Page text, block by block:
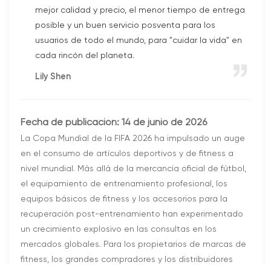
mejor calidad y precio, el menor tiempo de entrega
posible y un buen servicio posventa para los
usuarios de todo el mundo, para "cuidar la vida" en
cada rincón del planeta.
Lily Shen
Fecha de publicación: 14 de junio de 2026
La Copa Mundial de la FIFA 2026 ha impulsado un auge
en el consumo de artículos deportivos y de fitness a
nivel mundial. Más allá de la mercancía oficial de fútbol, ​​
el equipamiento de entrenamiento profesional, los
equipos básicos de fitness y los accesorios para la
recuperación post-entrenamiento han experimentado
un crecimiento explosivo en las consultas en los
mercados globales. Para los propietarios de marcas de
fitness, los grandes compradores y los distribuidores